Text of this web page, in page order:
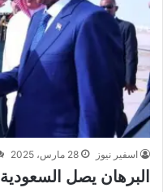
اسفير نيوز 28 مارس، 2025
البرهان يصل السعودية